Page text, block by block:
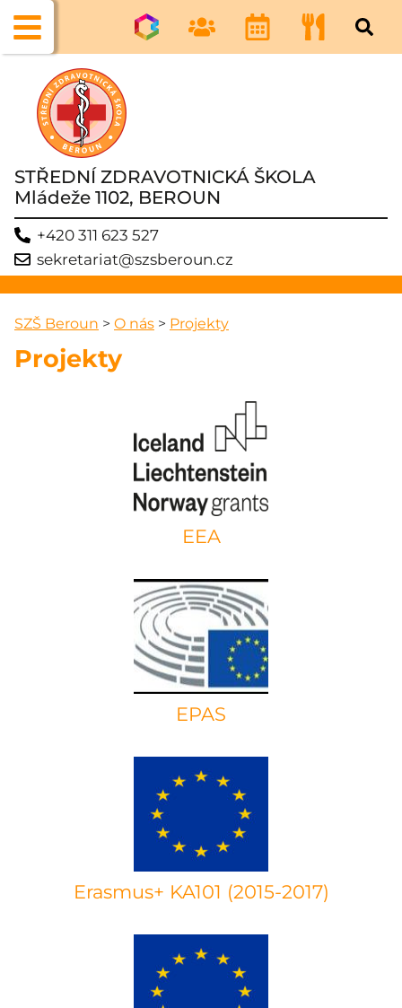
STŘEDNÍ ZDRAVOTNICKÁ ŠKOLA
Mládeže 1102, BEROUN
+420 311 623 527
sekretariat@szsberoun.cz
SZŠ Beroun > O nás > Projekty
Projekty
EEA
EPAS
Erasmus+ KA101 (2015-2017)